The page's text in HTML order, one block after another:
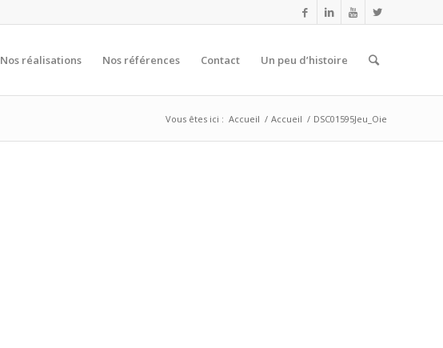
Nos réalisations Nos références Contact Un peu d’histoire
Vous êtes ici : Accueil / Accueil / DSC01595Jeu_Oie